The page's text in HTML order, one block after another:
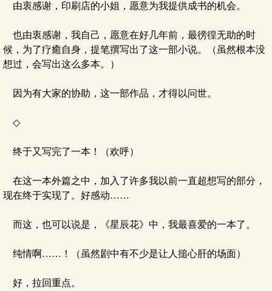
由衷感谢，印刷店的小姐，愿意为我提供成书的机会。
也由衷感谢，我自己，愿意在好几年前，最徬徨无助的时
候，为了疗癒自身，提笔撰写出了这一部小说。（虽然根本没
想过，会写出这么多本。）
因为有大家的协助，这一部作品，才得以问世。
◇
终于又写完了一本！（欢呼）
在这一本外篇之中，加入了许多我以前一直超想写的部分，
现在终于实现了。好感动……
而这，也可以说是，《星辰花》中，我最喜爱的一本了。
纯情啊……！（虽然剧中有不少是让人搥心肝的场面）
好，拉回重点。